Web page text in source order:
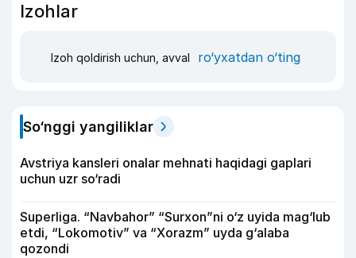
Izohlar
Izoh qoldirish uchun, avval ro‘yxatdan o‘ting
So‘nggi yangiliklar
Avstriya kansleri onalar mehnati haqidagi gaplari
uchun uzr so‘radi
Superliga. “Navbahor” “Surxon”ni o‘z uyida mag‘lub
etdi, “Lokomotiv” va “Xorazm” uyda g‘alaba
qozondi